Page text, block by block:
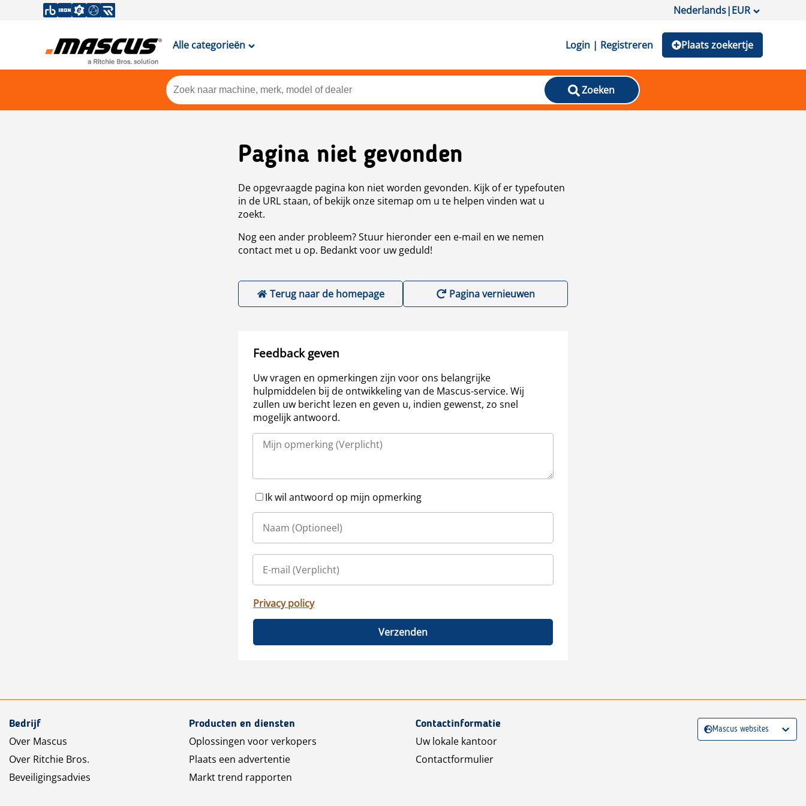
Nederlands|EUR
Alle categorieën Login | Registreren Plaats zoekertje
Zoeken
Pagina niet gevonden
De opgevraagde pagina kon niet worden gevonden. Kijk of er typefouten
in de URL staan, of bekijk onze sitemap om u te helpen vinden wat u
zoekt.
Nog een ander probleem? Stuur hieronder een e-mail en we nemen
contact met u op. Bedankt voor uw geduld!
Terug naar de homepage Pagina vernieuwen
Feedback geven
Uw vragen en opmerkingen zijn voor ons belangrijke
hulpmiddelen bij de ontwikkeling van de Mascus-service. Wij
zullen uw bericht lezen en geven u, indien gewenst, zo snel
mogelijk antwoord.
Ik wil antwoord op mijn opmerking
Privacy policy
Verzenden
Bedrijf
Over Mascus
Over Ritchie Bros.
Beveiligingsadvies
Producten en diensten
Oplossingen voor verkopers
Plaats een advertentie
Markt trend rapporten
Contactinformatie
Uw lokale kantoor
Contactformulier
Mascus websites